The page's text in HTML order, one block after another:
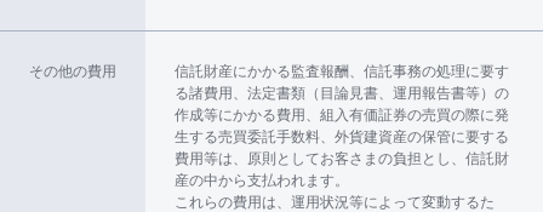
その他の費用
信託財産にかかる監査報酬、信託事務の処理に要す
る諸費用、法定書類（目論見書、運用報告書等）の
作成等にかかる費用、組入有価証券の売買の際に発
生する売買委託手数料、外貨建資産の保管に要する
費用等は、原則としてお客さまの負担とし、信託財
産の中から支払われます。
これらの費用は、運用状況等によって変動するた